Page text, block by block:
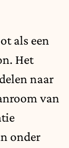
als een
Het
naar
van
onder